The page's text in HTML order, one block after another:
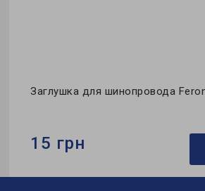
Заглушка для шинопровода
15 грн